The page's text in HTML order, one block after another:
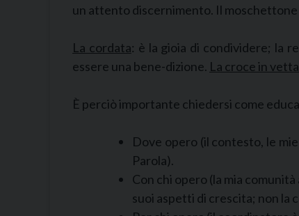
un attento discernimento. Il
La cordata: è la gioia di condividere; la
essere una bene-dizione. La croce in vetta
È perciò importante chiedersi come
Dove opero (il contesto, le
Parola).
Con chi opero (la mia
suoi aspetti di crescita; non la